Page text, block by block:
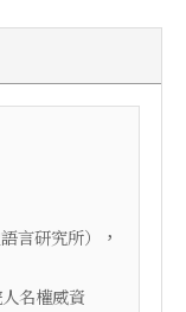
言研究所）
，
名權威資